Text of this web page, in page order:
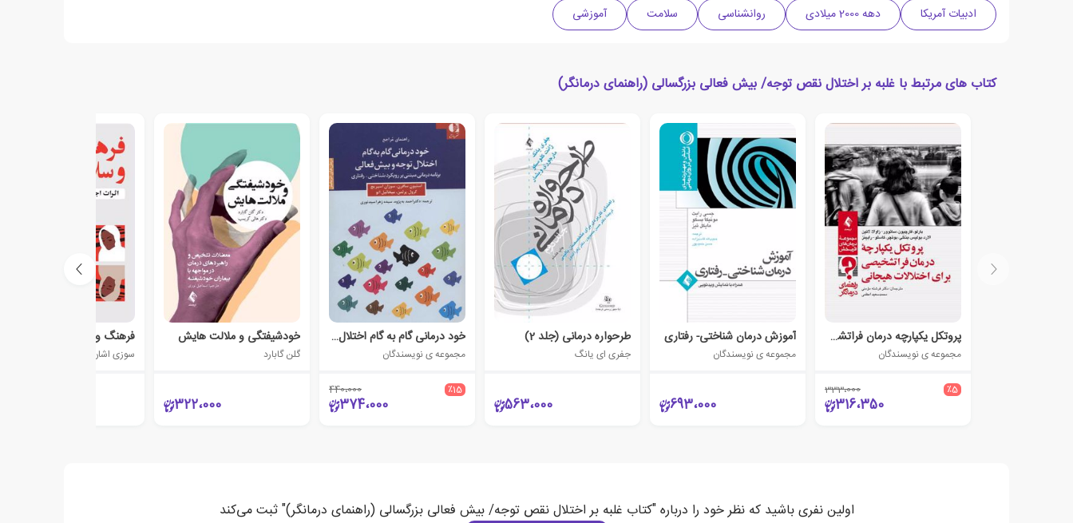
ادبیات آمریکا دهه 2000 میلادی روانشناسی سلامت آموزشی
کتاب های مرتبط با غلبه بر اختلال نقص توجه/ بیش فعالی بزرگسالی (راهنمای درمانگر)
پروتکل یکپارچه درمان فراتشخیصی برای اختلالات هیجانی
مجموعه ی نویسندگان
٪5 333،000
316،350
آموزش درمان شناختی- رفتاری
مجموعه ی نویسندگان
693،000
طرحواره درمانی (جلد 2)
جفری ای یانگ
563،000
خود درمانی گام به گام اختلال توجه و بیش فعالی
مجموعه ی نویسندگان
٪15 440،000
374،000
خودشیفتگی و ملالت هایش
گلن گابارد
322،000
فرهنگ و سلامت روانی
سوزی اشان
اولین نفری باشید که نظر خود را درباره "کتاب غلبه بر اختلال نقص توجه/ بیش فعالی بزرگسالی (راهنمای درمانگر)" ثبت می‌کند